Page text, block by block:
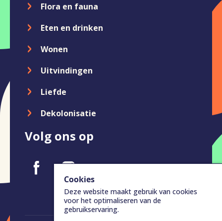
Cookies
Deze website maakt gebruik van cookies
voor het optimaliseren van de
gebruikservaring.
Flora en fauna
Eten en drinken
Wonen
Uitvindingen
Liefde
Dekolonisatie
Volg ons op